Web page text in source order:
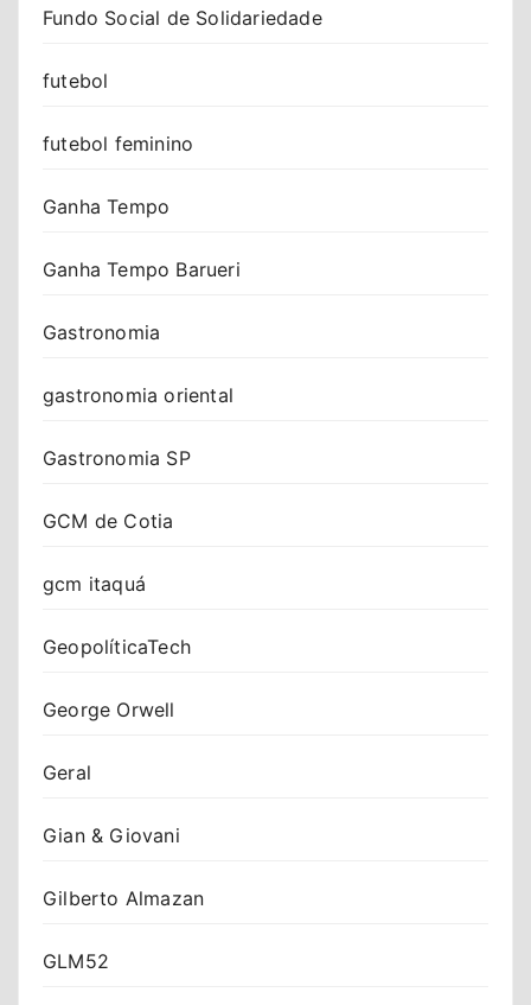
Fundo Social de Solidariedade
futebol
futebol feminino
Ganha Tempo
Ganha Tempo Barueri
Gastronomia
gastronomia oriental
Gastronomia SP
GCM de Cotia
gcm itaquá
GeopolíticaTech
George Orwell
Geral
Gian & Giovani
Gilberto Almazan
GLM52